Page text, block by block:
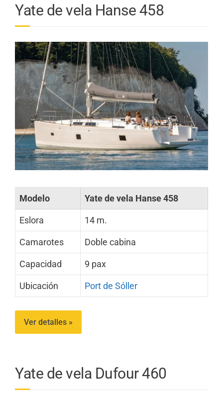
Yate de vela Hanse 458
Modelo Yate de vela Hanse 458
Eslora 14 m.
Camarotes Doble cabina
Capacidad 9 pax
Ubicación Port de Sóller
Ver detalles »
Yate de vela Dufour 460